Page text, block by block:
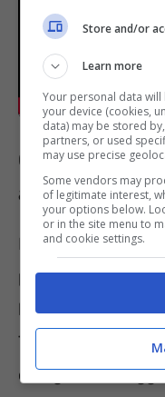
Quali
accedere al
È bene chiarire,
presentare
lepersone
Tra di essi, hanno
categorie di
Store and/or
Learn more
Your personal data
your device (cookies,
data) may be stored
partners, or used
may use precise
Some vendors may
of legitimate interest,
your options below.
or in the site menu to
and cookie settings.